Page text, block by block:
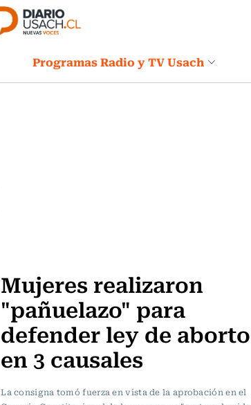
Programas Radio y TV Usach
Mujeres realizaron
"pañuelazo" para
defender ley de aborto
en 3 causales
La consigna tomó fuerza en vista de la aprobación en el